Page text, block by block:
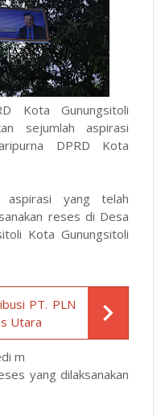
Kota Gunungsitoli
sejumlah aspirasi
DPRD Kota
aspirasi yang telah
reses di Desa
Kota Gunungsitoli
PT. PLN
Utara
m
yang dilaksanakan